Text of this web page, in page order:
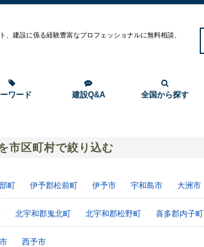
、建設に係る経験豊富なプロフェッショナルに無料相談、
ワード 建設Q&A 全国から探す
市区町村で絞り込む
町 伊予郡松前町 伊予市 宇和島市 大洲市
北宇和郡鬼北町 北宇和郡松野町 喜多郡内子町
西予市